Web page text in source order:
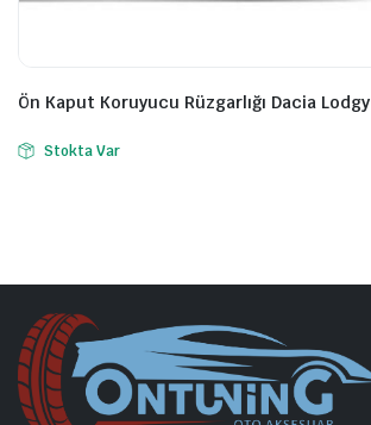
Ön Kaput Koruyucu Rüzgarlığı Dacia Lodgy
Stokta Var